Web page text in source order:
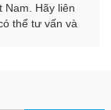
Nam. Hãy liên
thể tư vấn và